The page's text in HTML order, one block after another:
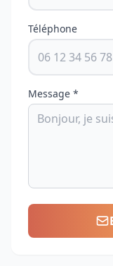
Téléphone
Message *